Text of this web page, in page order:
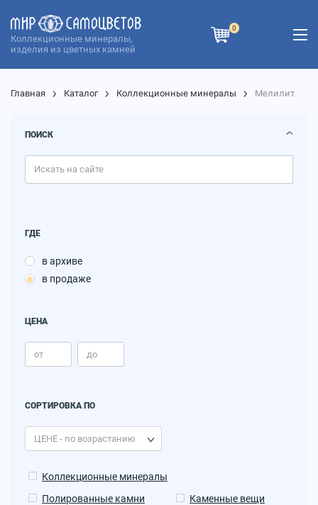
Коллекционные минералы,
изделия из цветных камней
0
Главная Каталог Коллекционные минералы Мелилит
ПОИСК
ГДЕ
в архиве
в продаже
ЦЕНА
СОРТИРОВКА ПО
Коллекционные минералы
Полированные камни
Каменные вещи